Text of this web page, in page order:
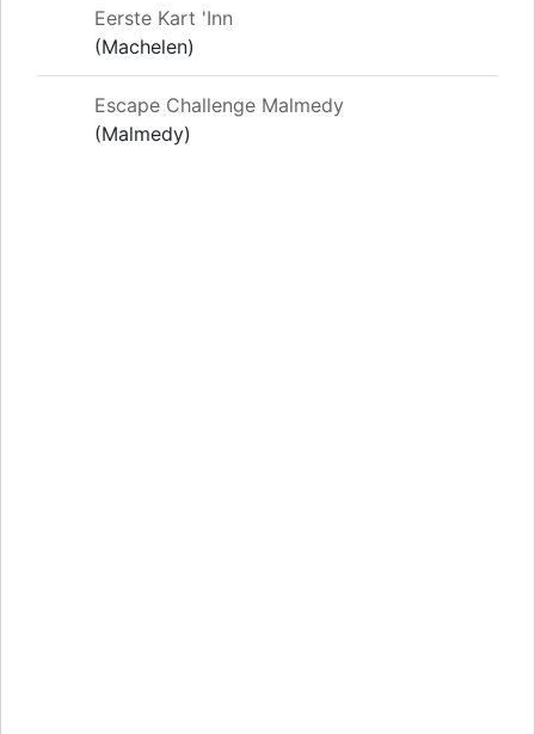
Eerste Kart 'Inn
(Machelen)
Escape Challenge Malmedy
(Malmedy)